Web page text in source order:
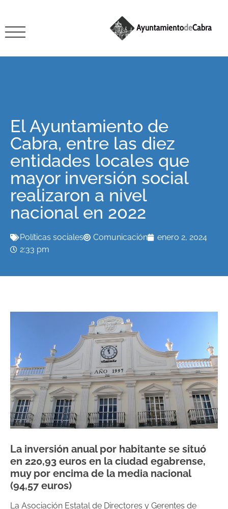
El Ayuntamiento de
Cabra, entre las diez
entidades locales que
mayor inversión social
realizaron a nivel
nacional en 2022
Políticas sociales Comunicación
enero 2, 2024
2:33 pm
La inversión anual por habitante se situó
en 220,93 euros en la ciudad egabrense,
muy por encima de la media nacional
(94,57 euros)
La Asociación Estatal de Directores y Gerentes de